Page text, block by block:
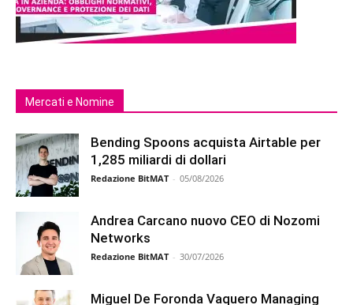
Mercati e Nomine
Bending Spoons acquista Airtable per
1,285 miliardi di dollari
Redazione BitMAT - 05/08/2026
Andrea Carcano nuovo CEO di Nozomi
Networks
Redazione BitMAT - 30/07/2026
Miguel De Foronda Vaquero Managing